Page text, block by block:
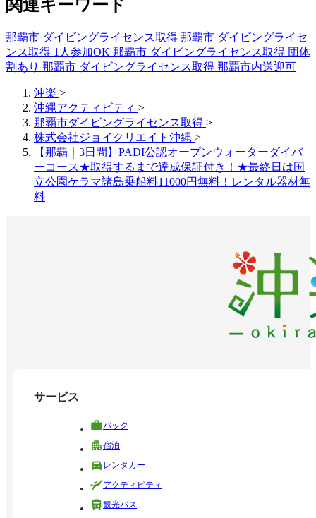
関連キーワード
那覇市 ダイビングライセンス取得 那覇市 ダイビングライセ
ンス取得 1人参加OK 那覇市 ダイビングライセンス取得 団体
割あり 那覇市 ダイビングライセンス取得 那覇市内送迎可
沖楽 >
沖縄アクティビティ >
那覇市ダイビングライセンス取得 >
株式会社ジョイクリエイト沖縄 >
【那覇｜3日間】PADI公認オープンウォーターダイバ
ーコース★取得するまで達成保証付き！★最終日は国
立公園ケラマ諸島乗船料11000円無料！レンタル器材無
料
サービス
パック
宿泊
レンタカー
アクティビティ
観光バス